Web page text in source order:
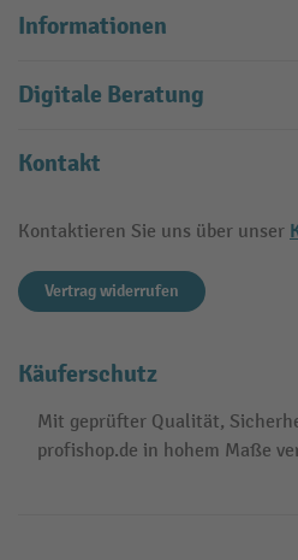
Informationen
Digitale Beratung
Kontakt
Kontaktieren Sie uns über unser
Vertrag widerrufen
Käuferschutz
Mit geprüfter Qualität,
profishop.de in hohem Maße